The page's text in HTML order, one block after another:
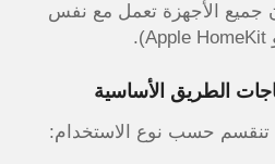
جميع الأجهزة تعمل مع نفس
الطريق الأساسية
تنقسم حسب نوع الاستخدام: